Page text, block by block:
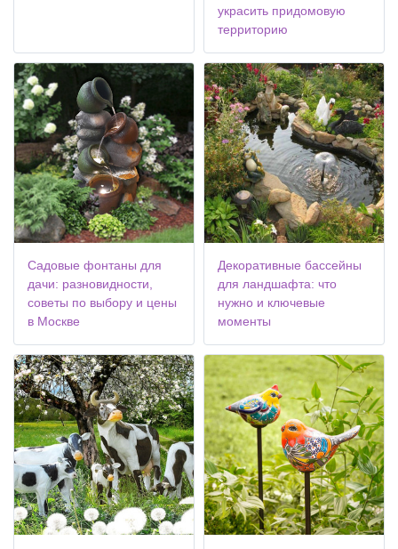
украсить придомовую
территорию
Садовые фонтаны для
дачи: разновидности,
советы по выбору и цены
в Москве
Декоративные бассейны
для ландшафта: что
нужно и ключевые
моменты